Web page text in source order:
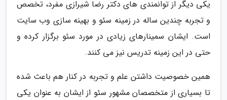
یکی دیگر از توانمندی های دکتر رضا شیرازی مفرد، تخصص
و تجربه چندین ساله در زمینه سئو و بهینه سازی وب سایت
است. ایشان سمینارهای زیادی در مورد سئو برگزار کرده و
حتی در این زمینه تدریس نیز می کنند.
همین خصوصیت داشتن علم و تجربه در کنار هم باعث شده
تا بسیاری از متخصصان مشهور سئو از ایشان به عنوان یکی